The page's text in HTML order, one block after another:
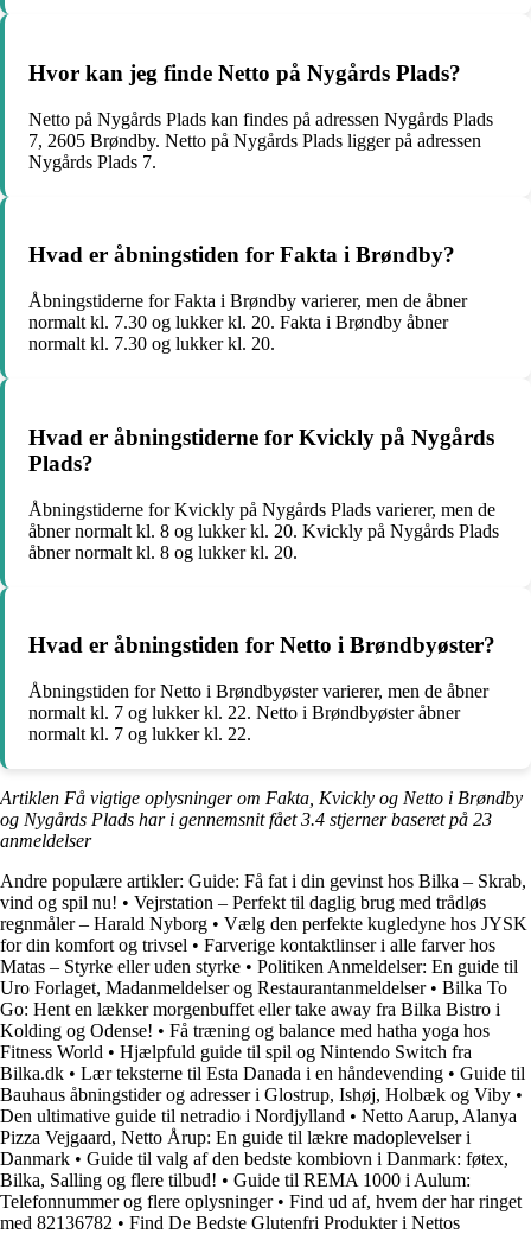
Hvor kan jeg finde Netto på Nygårds Plads?
Netto på Nygårds Plads kan findes på adressen Nygårds Plads
7, 2605 Brøndby. Netto på Nygårds Plads ligger på adressen
Nygårds Plads 7.
Hvad er åbningstiden for Fakta i Brøndby?
Åbningstiderne for Fakta i Brøndby varierer, men de åbner
normalt kl. 7.30 og lukker kl. 20. Fakta i Brøndby åbner
normalt kl. 7.30 og lukker kl. 20.
Hvad er åbningstiderne for Kvickly på Nygårds
Plads?
Åbningstiderne for Kvickly på Nygårds Plads varierer, men de
åbner normalt kl. 8 og lukker kl. 20. Kvickly på Nygårds Plads
åbner normalt kl. 8 og lukker kl. 20.
Hvad er åbningstiden for Netto i Brøndbyøster?
Åbningstiden for Netto i Brøndbyøster varierer, men de åbner
normalt kl. 7 og lukker kl. 22. Netto i Brøndbyøster åbner
normalt kl. 7 og lukker kl. 22.
Artiklen Få vigtige oplysninger om Fakta, Kvickly og Netto i Brøndby
og Nygårds Plads har i gennemsnit fået3.4 stjerner baseret på 23
anmeldelser
Andre populære artikler: Guide: Få fat i din gevinst hos Bilka – Skrab,
vind og spil nu! • Vejrstation – Perfekt til daglig brug med trådløs
regnmåler – Harald Nyborg • Vælg den perfekte kugledyne hos JYSK
for din komfort og trivsel • Farverige kontaktlinser i alle farver hos
Matas – Styrke eller uden styrke • Politiken Anmeldelser: En guide til
Uro Forlaget, Madanmeldelser og Restaurantanmeldelser• Bilka To
Go: Hent en lækker morgenbuffet eller take away fra Bilka Bistro i
Kolding og Odense! • Få træning og balance med hatha yoga hos
Fitness World • Hjælpfuld guide til spil og Nintendo Switch fra
Bilka.dk • Lær teksterne til Esta Danada i en håndevending • Guide til
Bauhaus åbningstider og adresser i Glostrup, Ishøj, Holbæk og Viby •
Den ultimative guide til netradio i Nordjylland • Netto Aarup, Alanya
Pizza Vejgaard, Netto Årup: En guide til lækre madoplevelser i
Danmark • Guide til valg af den bedste kombiovn i Danmark: føtex,
Bilka, Salling og flere tilbud! • Guide til REMA 1000 i Aulum:
Telefonnummer og flere oplysninger• Find ud af, hvem der har ringet
med 82136782 • Find De Bedste Glutenfri Produkter i Nettos